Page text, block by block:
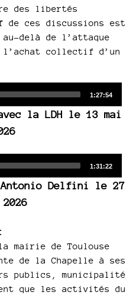
des libertés
ces discussions est
delà de l’attaque
collectif d’un
Total
1:27:54
la LDH le 13 mai
Total
1:31:22
Antonio Delfini le 27
mairie de Toulouse
de la Chapelle à ses
publics, municipalité
que les activités du